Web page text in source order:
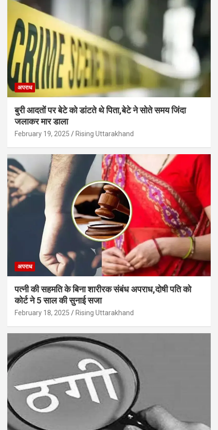
अपराध
बुरी आदतों पर बेटे को डांटते थे पिता,बेटे ने सोते समय जिंदा
जलाकर मार डाला
February 19, 2025 Rising Uttarakhand
अपराध
पत्नी की सहमति के बिना शारीरक संबंध अपराध,दोषी पति को
कोर्ट ने 5 साल की सुनाई सजा
February 18, 2025 Rising Uttarakhand